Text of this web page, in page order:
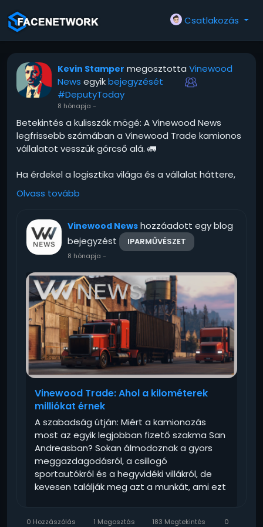
Csatlakozás
Kevin Stamper megosztotta Vinewood
News egyikbejegyzését
#DeputyToday
8 hónapja -
Betekintés a kulisszák mögé: A Vinewood News
legfrissebb számában a Vinewood Trade kamionos
vállalatot vesszük górcső alá. 🚛
Ha érdekel a logisztika világa és a vállalat háttere,
kattints a cikkért! 👇
#Logisztika #KamionosÉlet #TruckLife#Hírek
Olvass tovább
Vinewood News hozzáadott egy blog
bejegyzést
IPARMŰVÉSZET
8 hónapja -
Vinewood Trade: Ahol a kilométerek
milliókat érnek
A szabadság útján: Miért a kamionozás
most az egyik legjobban fizető szakma San
Andreasban? Sokan álmodoznak a gyors
meggazdagodásról, a csillogó
sportautókról és a hegyvidéki villákról, de
kevesen találják meg azt a munkát, ami ezt
0 Hozzászólás 1 Megosztás 183 Megtekintés
0